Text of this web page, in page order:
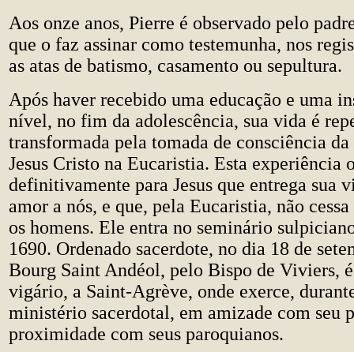
Aos onze anos, Pierre é observado pelo
que o faz assinar como testemunha, nos
as atas de batismo, casamento ou sepultura.
Após haver recebido uma educação e uma
nível, no fim da adolescência, sua vida é
transformada pela tomada de consciência da
Jesus Cristo na Eucaristia. Esta experiência
definitivamente para Jesus que entrega sua
amor a nós, e que, pela Eucaristia, não
os homens. Ele entra no seminário
1690. Ordenado sacerdote, no dia 18 de
Bourg Saint Andéol, pelo Bispo de Viviers,
vigário, a Saint-Agrève, onde exerce,
ministério sacerdotal, em amizade com seu
proximidade com seus paroquianos.